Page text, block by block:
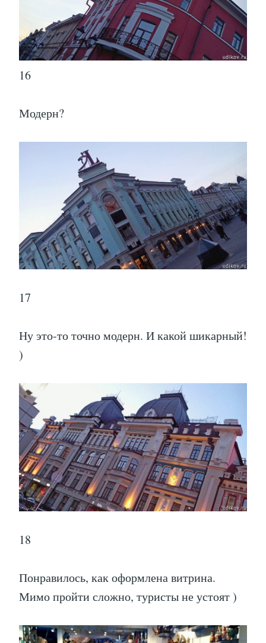
16
Модерн?
17
Ну это-то точно модерн. И какой шикарный!
)
18
Понравилось, как оформлена витрина.
Мимо пройти сложно, туристы не устоят )